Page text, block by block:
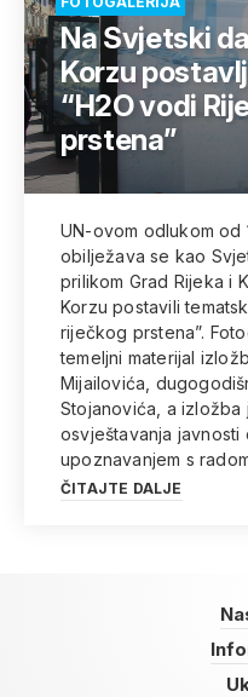
Na Svjetski
Korzu
“H2O vodi
prstena”
UN-ovom odlukom od
obilježava se kao
prilikom Grad Rijeka i
Korzu postavili
riječkog prstena”.
temeljni materijal
Mijailovića,
Stojanovića, a izložba
osvještavanja
upoznavanjem s
ČITAJTE DALJE